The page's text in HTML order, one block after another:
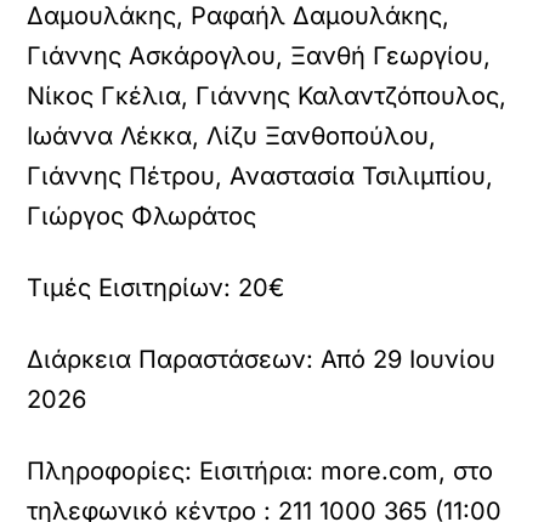
Δαμουλάκης, Ραφαήλ Δαμουλάκης,
Γιάννης Ασκάρογλου, Ξανθή Γεωργίου,
Νίκος Γκέλια, Γιάννης Καλαντζόπουλος,
Ιωάννα Λέκκα, Λίζυ Ξανθοπούλου,
Γιάννης Πέτρου, Αναστασία Τσιλιμπίου,
Γιώργος Φλωράτος
Τιμές Εισιτηρίων: 20€
Διάρκεια Παραστάσεων:Από 29 Ιουνίου
2026
Πληροφορίες: Εισιτήρια: more.com, στο
τηλεφωνικό κέντρο : 211 1000 365 (11:00